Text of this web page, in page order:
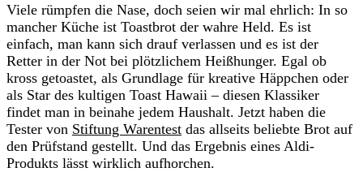
Viele rümpfen die Nase, doch seien wir mal ehrlich: In so
mancher Küche ist Toastbrot der wahre Held. Es ist
einfach, man kann sich drauf verlassen und es ist der
Retter in der Not bei plötzlichem Heißhunger. Egal ob
kross getoastet, als Grundlage für kreative Häppchen oder
als Star des kultigen Toast Hawaii – diesen Klassiker
findet man in beinahe jedem Haushalt. Jetzt haben die
Tester von Stiftung Warentest das allseits beliebte Brot auf
den Prüfstand gestellt. Und das Ergebnis eines Aldi-
Produkts lässt wirklich aufhorchen.